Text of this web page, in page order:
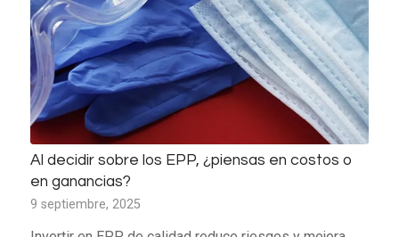
Al decidir sobre los EPP, ¿piensas en costos o
en ganancias?
9 septiembre, 2025